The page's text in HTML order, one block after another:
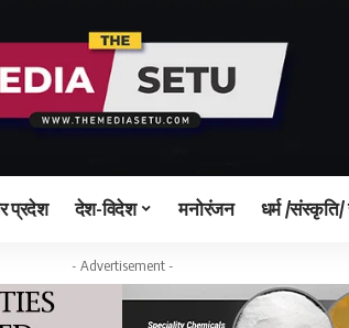
प्रदेश देश-विदेश मनोरंजन धर्म /संस्कृति/
- Advertisement -